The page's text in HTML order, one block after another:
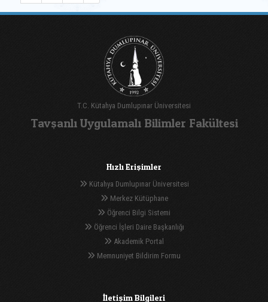
T.C. Kütahya Dumlupınar Üniversitesi
Tavşanlı Uygulamalı Bilimler Fakültesi
Hızlı Erişimler
Kütahya Dumlupınar Üniversitesi
Merkez Kütüphane
Öğrenci Bilgi Sistemi
Öğrenci İşleri Daire Başkanlığı
Akademik Portal
Memnuniyet Bildirim Formu
İletişim Bilgileri